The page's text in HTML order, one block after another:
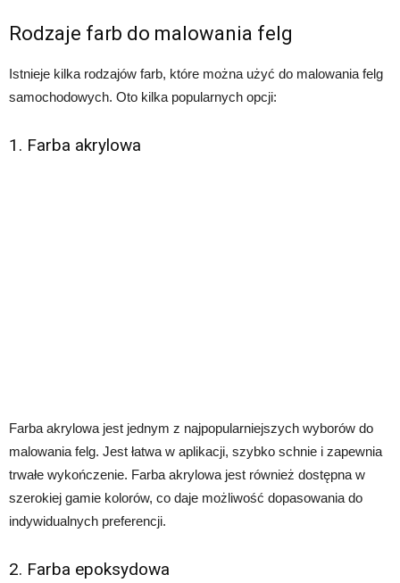
Rodzaje farb do malowania felg
Istnieje kilka rodzajów farb, które można użyć do malowania felg
samochodowych. Oto kilka popularnych opcji:
1. Farba akrylowa
Farba akrylowa jest jednym z najpopularniejszych wyborów do
malowania felg. Jest łatwa w aplikacji, szybko schnie i zapewnia
trwałe wykończenie. Farba akrylowa jest również dostępna w
szerokiej gamie kolorów, co daje możliwość dopasowania do
indywidualnych preferencji.
2. Farba epoksydowa